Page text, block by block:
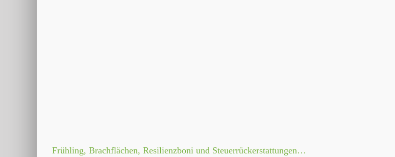
Frühling, Brachflächen, Resilienzboni und Steuerrückerstattungen…